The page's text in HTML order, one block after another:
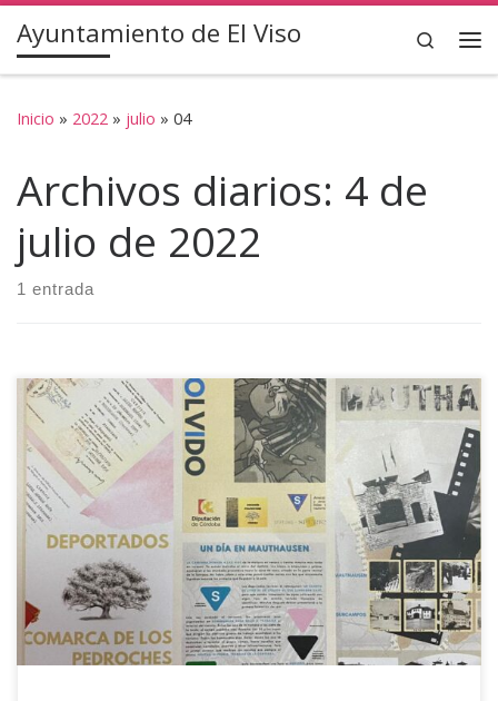
Saltar al contenido
Ayuntamiento de El Viso Search
Inicio » 2022 » julio » 04
Archivos diarios: 4 de
julio de 2022
1 entrada
A partir del 4 de julio se podrá visitar la exposición “Volver
del olvido: deportados de Los Pedroches a campos de
concentración nazi” en el Refugio Antiaéreo de la Guerra
Civil de El Viso. Esta exposición busca reconstruir la
identidad, la vida y la memoria de 75 hombres de once […]